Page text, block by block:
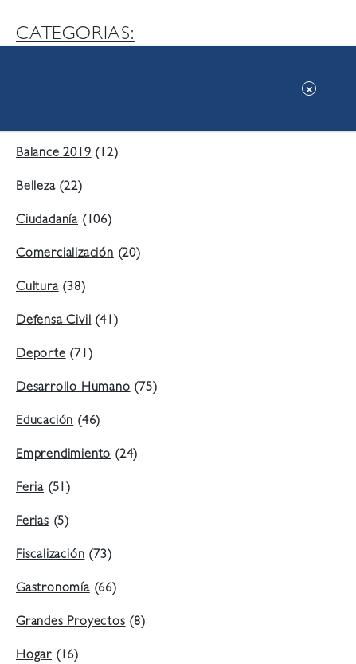
CATEGORIAS:
Balance 2019(12)
Belleza(22)
Ciudadanía (106)
Comercialización(20)
Cultura(38)
Defensa Civil(41)
Deporte(71)
Desarrollo Humano(75)
Educación(46)
Emprendimiento(24)
Feria (51)
Ferias(5)
Fiscalización(73)
Gastronomía(66)
Grandes Proyectos(8)
Hogar (16)